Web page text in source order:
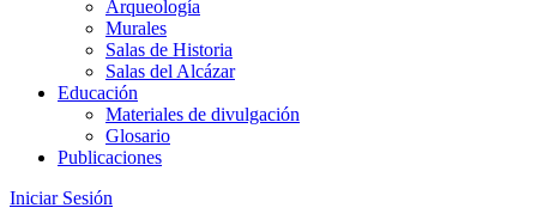
Arqueología
Murales
Salas de Historia
Salas del Alcázar
Educación
Materiales de divulgación
Glosario
Publicaciones
Iniciar Sesión